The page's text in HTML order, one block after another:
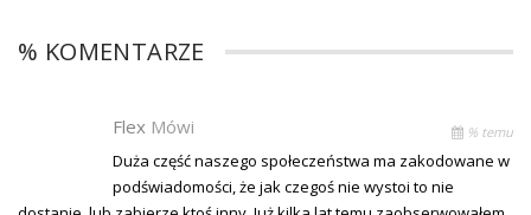
% KOMENTARZE
Flex Mówi % temu
Duża część naszego społeczeństwa ma zakodowane w
podświadomości, że jak czegoś nie wystoi to nie